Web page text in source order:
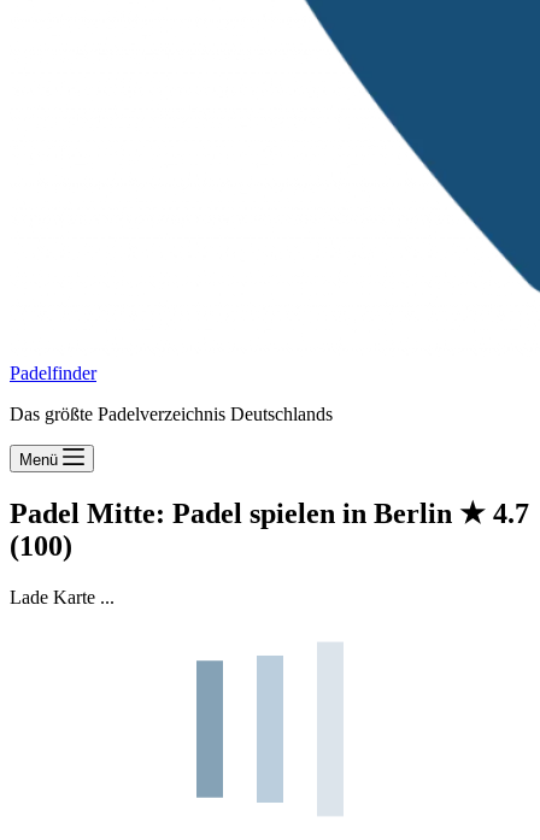
Padelfinder
Das größte Padelverzeichnis Deutschlands
Menü
Padel Mitte: Padel spielen in Berlin ★ 4.7
(100)
Lade Karte ...